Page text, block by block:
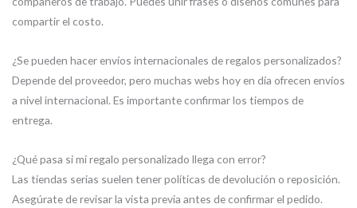
compartir el costo.
¿Se pueden hacer envíos internacionales de regalos personalizados?
Depende del proveedor, pero muchas webs hoy en día ofrecen envíos
a nivel internacional. Es importante confirmar los tiempos de
entrega.
¿Qué pasa si mi regalo personalizado llega con error?
Las tiendas serias suelen tener políticas de devolución o reposición.
Asegúrate de revisar la vista previa antes de confirmar el pedido.